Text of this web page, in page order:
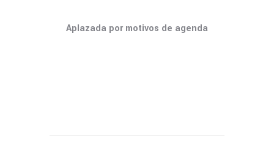
Aplazada por motivos de agenda